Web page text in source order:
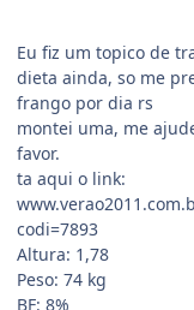
Eu fiz um topico de
dieta ainda, so me
frango por dia rs
montei uma, me
favor.
ta aqui o link:
codi=7893
Altura: 1,78
Peso: 74 kg
BF: 8%